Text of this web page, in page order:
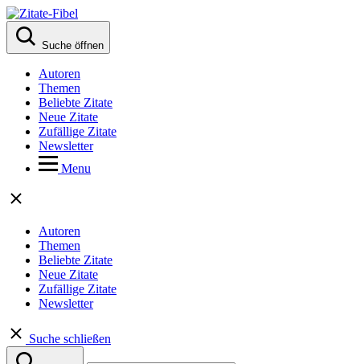
Suche öffnen
Autoren
Themen
Beliebte Zitate
Neue Zitate
Zufällige Zitate
Newsletter
Menu
Autoren
Themen
Beliebte Zitate
Neue Zitate
Zufällige Zitate
Newsletter
Suche schließen